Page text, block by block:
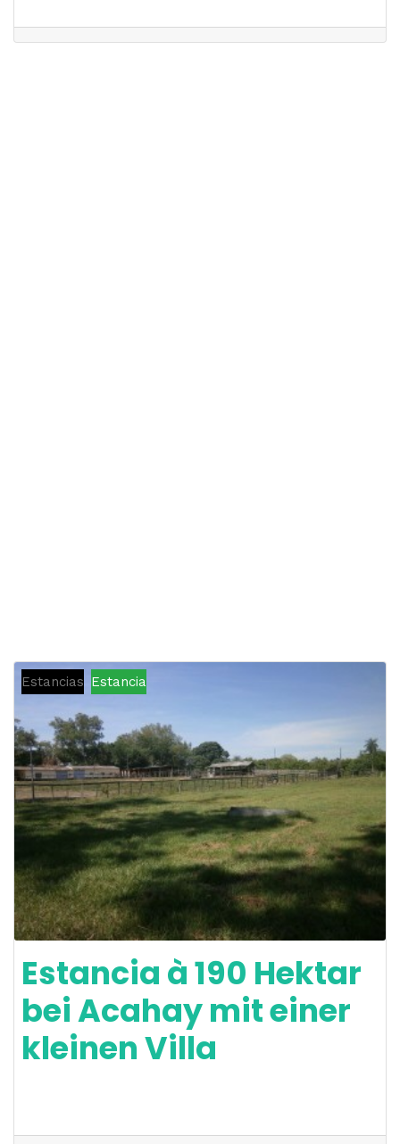
Estancias Estancia
Estancia à 190 Hektar
bei Acahay mit einer
kleinen Villa